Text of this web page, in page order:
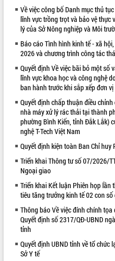
VIDEO
Khám bệnh, cấp phát thuốc miễn phí
và tặng quà người dân xã Cư Pui
Hội nghị UBND tỉnh Đắk Lắk thường kỳ
tháng 7/2026
Lễ truy tặng danh hiệu “Bà Mẹ Việt
Nam Anh hùng” và trao Huân chương
Lao động
UBND tỉnh Đắk Lắk triển khai nhiệm
Kỳ họp thứ Hai, Hội đồng nhân dân
ALBUM ẢNH
Về việc công bố Danh mục thủ
lĩnh vực trồng trọt và bảo vệ thực
lý của Sở Nông nghiệp và Môi
Báo cáo Tình hình kinh tế - xã
2026 và chương trình công tác
Quyết định Về việc bãi bỏ một số
lĩnh vực khoa học và công nghệ
ban hành trước khi sắp xếp đơn
Quyết định chấp thuận điều
nhà máy xử lý rác thải tại thành
phường Bình Kiến, tỉnh Đắk Lắk)
nghệ T-Tech Việt Nam
Quyết định kiện toàn Ban Chỉ
Triển khai Thông tư số 07/2026/
Ngoại giao
Triển khai Kết luận Phiên họp lần
tiêu tăng trưởng kinh tế 02 con
Thông báo Về việc đính chính
Quyết định số 2317/QĐ-UBND
tỉnh
Quyết định UBND tỉnh về tổ chức
Sở Y tế